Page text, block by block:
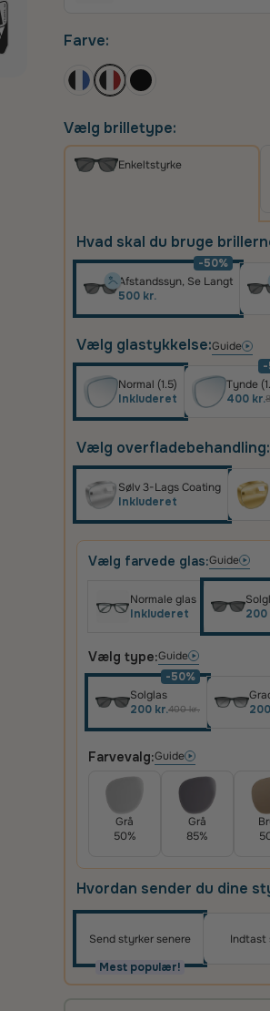
Farve:
Vælg brilletype:
Enkeltstyrke
Hvad skal du bruge
Afstandssyn, Se Langt
500 kr.
-50%
Vælg glastykkelse:Guide
Normal (1.5)
Inkluderet
Tynde
400 kr.
-
Vælg overfladebehandling:
Sølv 3-Lags Coating
Inkluderet
Vælg farvede glas:Guide
Normale glas
Inkluderet
200
Vælg type:Guide
Solglas
200 kr.400 kr.
-50%
Farvevalg:Guide
Grå
50%
Grå
85%
Hvordan sender du dine
Send styrker senere
Mest populær!
Indtast